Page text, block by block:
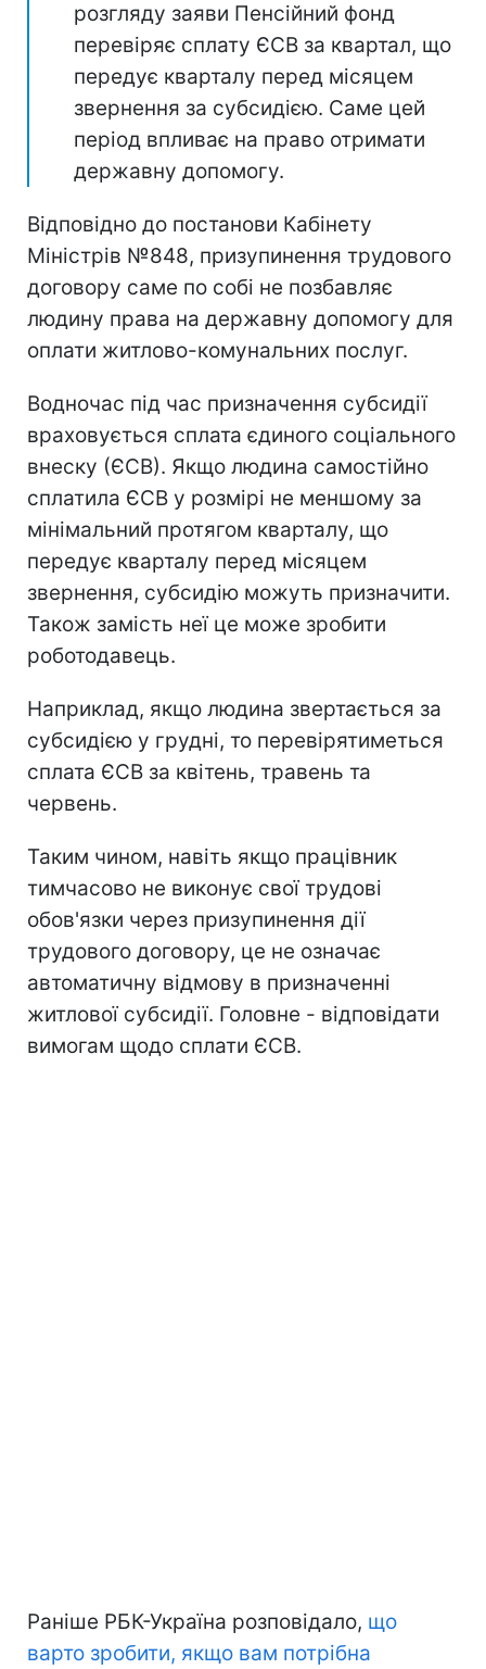
розгляду заяви Пенсійний фонд
перевіряє сплату ЄСВ за квартал, що
передує кварталу перед місяцем
звернення за субсидією. Саме цей
період впливає на право отримати
державну допомогу.
Відповідно до постанови Кабінету
Міністрів №848, призупинення трудового
договору саме по собі не позбавляє
людину права на державну допомогу для
оплати житлово-комунальних послуг.
Водночас під час призначення субсидії
враховується сплата єдиного соціального
внеску (ЄСВ). Якщо людина самостійно
сплатила ЄСВ у розмірі не меншому за
мінімальний протягом кварталу, що
передує кварталу перед місяцем
звернення, субсидію можуть призначити.
Також замість неї це може зробити
роботодавець.
Наприклад, якщо людина звертається за
субсидією у грудні, то перевірятиметься
сплата ЄСВ за квітень, травень та
червень.
Таким чином, навіть якщо працівник
тимчасово не виконує свої трудові
обов'язки через призупинення дії
трудового договору, це не означає
автоматичну відмову в призначенні
житлової субсидії. Головне - відповідати
вимогам щодо сплати ЄСВ.
Раніше РБК-Україна розповідало, що
варто зробити, якщо вам потрібна